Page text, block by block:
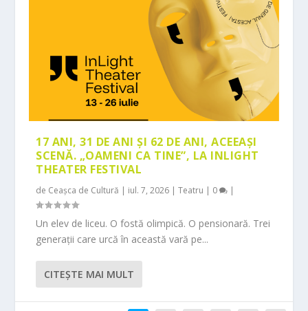
17 ANI, 31 DE ANI ȘI 62 DE ANI, ACEEAȘI
SCENĂ. „OAMENI CA TINE”, LA INLIGHT
THEATER FESTIVAL
de Ceașca de Cultură | iul. 7, 2026 |Teatru | 0 |
Un elev de liceu. O fostă olimpică. O pensionară. Trei
generații care urcă în această vară pe...
CITEŞTE MAI MULT